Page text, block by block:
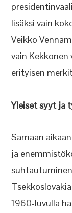
lisäksi vain
Veikko
vain
erityisen
Yleiset syyt ja
Samaan
ja
1960-luvulla